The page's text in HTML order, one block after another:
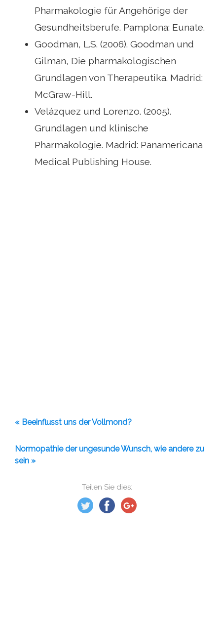
Teilen Sie dies:
Pharmakologie für Angehörige der
Gesundheitsberufe. Pamplona: Eunate.
Goodman, L.S. (2006). Goodman und
Gilman, Die pharmakologischen
Grundlagen von Therapeutika. Madrid:
McGraw-Hill.
Velázquez und Lorenzo. (2005).
Grundlagen und klinische
Pharmakologie. Madrid: Panamericana
Medical Publishing House.
« Beeinflusst uns der Vollmond?
Normopathie der ungesunde Wunsch, wie andere zu
sein »